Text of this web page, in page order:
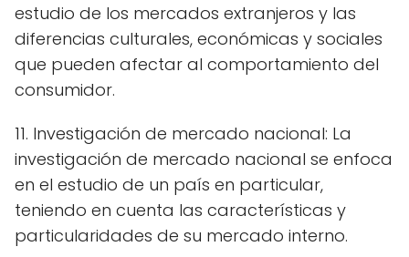
estudio de los mercados extranjeros y las
diferencias culturales, económicas y sociales
que pueden afectar al comportamiento del
consumidor.
11. Investigación de mercado nacional: La
investigación de mercado nacional se enfoca
en el estudio de un país en particular,
teniendo en cuenta las características y
particularidades de su mercado interno.